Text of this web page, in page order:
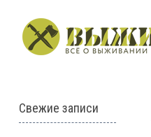
Свежие записи